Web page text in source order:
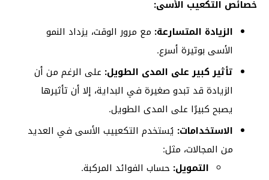
خصائص التكعيب الأسى:
الزيادة المتسارعة: مع مرور الوقت، يزداد النمو
الأسى بوتيرة أسرع.
تأثير كبير على المدى الطويل: على الرغم من أن
الزيادة قد تبدو صغيرة في البداية، إلا أن تأثيرها
يصبح كبيرًا على المدى الطويل.
الاستخدامات: يُستخدم التكعييب الأسى في العديد
من المجالات، مثل:
التمويل: حساب الفوائد المركبة.